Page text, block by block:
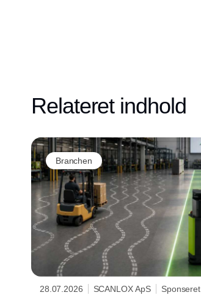
Relateret indhold
Branchen
28.07.2026 SCANLOX ApS Sponseret